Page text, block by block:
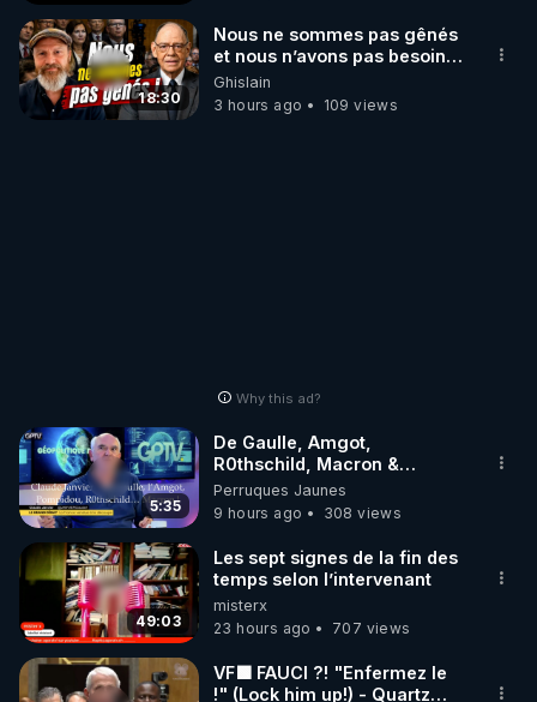
18:30
Nous ne sommes pas gênés
et nous n’avons pas besoin
de nous excuser ! #jw
#jehovah #collegecentral
Ghislain
3 hours ago
109 views
Why this ad?
5:35
De Gaulle, Amgot,
R0thschild, Macron &
Pompidou… Macron Claude
Janvier, GPTV, 18 X 2024
Perruques Jaunes
9 hours ago
308 views
49:03
Les sept signes de la fin des
temps selon l’intervenant
misterx
23 hours ago
707 views
VF🟩 FAUCI ?! "Enfermez le
!" (Lock him up!) - Quartz